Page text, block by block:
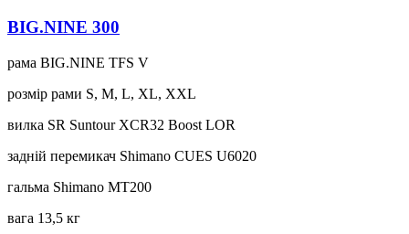
BIG.NINE 300
рама BIG.NINE TFS V
розмір рами S, M, L, XL, XXL
вилка SR Suntour XCR32 Boost LOR
задній перемикач Shimano CUES U6020
гальма Shimano MT200
вага 13,5 кг